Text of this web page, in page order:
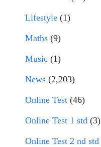
Lifestyle (1)
Maths (9)
Music (1)
News (2,203)
Online Test (46)
Online Test 1 std (3)
Online Test 2 nd std